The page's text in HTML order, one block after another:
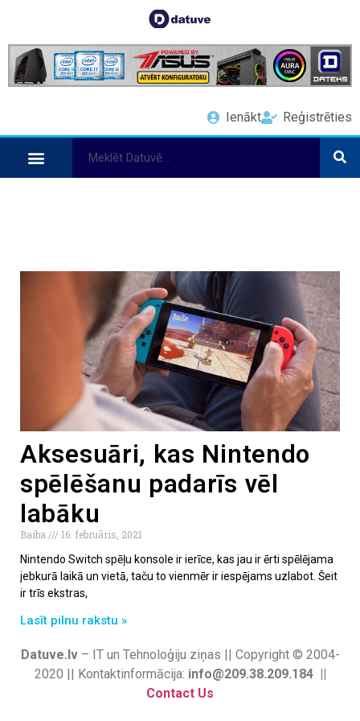
Ienākt Reģistrēties
Aksesuāri, kas Nintendo
spēlēšanu padarīs vēl
labāku
Baiba
16. februāris, 2021
Nintendo Switch spēļu konsole ir ierīce, kas jau ir ērti spēlējama
jebkurā laikā un vietā, taču to vienmēr ir iespējams uzlabot. Šeit
ir trīs ekstras,
Lasīt pilnu rakstu »
Datuve.lv– IT un Tehnoloģiju ziņas || Copyright © 2004-
2020 || Kontaktinformācija: info@209.38.209.184 ||
Contact Us